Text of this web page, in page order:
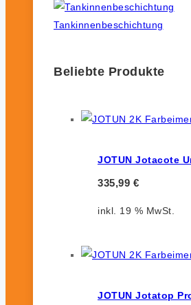
Tankinnenbeschichtung
Beliebte Produkte
JOTUN Jotacote
335,99 €
inkl. 19 % MwSt.
JOTUN Jotatop